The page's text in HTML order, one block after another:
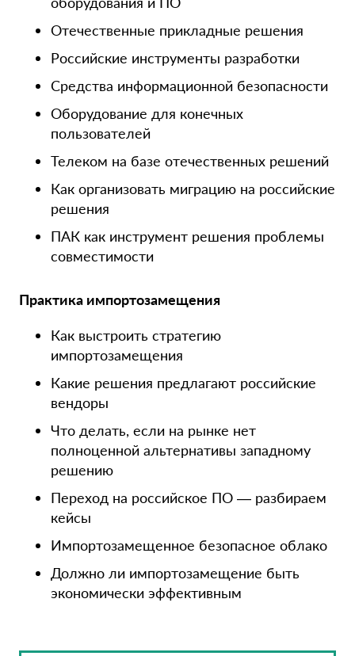
Отечественные прикладные решения
Российские инструменты разработки
Средства информационной безопасности
Оборудование для конечных
пользователей
Телеком на базе отечественных решений
Как организовать миграцию на российские
решения
ПАК как инструмент решения проблемы
совместимости
Практика импортозамещения
Как выстроить стратегию
импортозамещения
Какие решения предлагают российские
вендоры
Что делать, если на рынке нет
полноценной альтернативы западному
решению
Переход на российское ПО — разбираем
кейсы
Импортозамещенное безопасное облако
Должно ли импортозамещение быть
экономически эффективным